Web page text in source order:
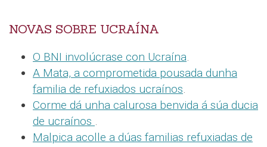
NOVAS SOBRE UCRAÍNA
O BNI involúcrase con Ucraína.
A Mata, a comprometida pousada dunha
familia de refuxiados ucraínos.
Corme dá unha calurosa benvida á súa ducia
de ucraínos .
Malpica acolle a dúas familias refuxiadas de